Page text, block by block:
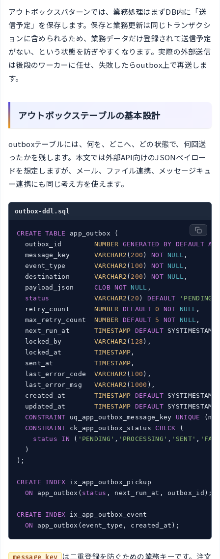
アウトボックスパターンでは、業務処理はまずDB内に「送
信予定」を保存します。保存と業務更新は同じトランザクシ
ョンに含められるため、業務データだけ登録されて送信予定
がない、という状態を防ぎやすくなります。実際の外部送信
は後段のワーカーに任せ、失敗したらoutbox上で再送しま
す。
アウトボックステーブルの基本設計
outboxテーブルには、何を、どこへ、どの状態で、何回送
ったかを残します。本文では外部API向けのJSONペイロー
ドを想定しますが、メール、ファイル連携、メッセージキュ
ー連携にも同じ考え方を使えます。
outbox-ddl.sql
CREATE TABLE
app_outbox (
  outbox_id
NUMBER GENERATED BY DEFAULT AS
  message_key
VARCHAR2 ( 200 ) NOT NULL ,
  event_type
VARCHAR2 ( 100 ) NOT NULL ,
  destination
VARCHAR2 ( 200 ) NOT NULL ,
  payload_json
CLOB NOT NULL ,
status
VARCHAR2 ( 20 ) DEFAULT
'PENDING'
  retry_count
NUMBER DEFAULT 0 NOT NULL ,
  max_retry_count
NUMBER DEFAULT 5 NOT NULL ,
  next_run_at
TIMESTAMP DEFAULT
  locked_by
VARCHAR2 ( 128 ),
  locked_at
TIMESTAMP ,
  sent_at
TIMESTAMP ,
  last_error_code
VARCHAR2 ( 100 ),
  last_error_msg
VARCHAR2 ( 1000 ),
  created_at
TIMESTAMP DEFAULT
  updated_at
TIMESTAMP DEFAULT
CONSTRAINT uq_app_outbox_message_key UNIQUE
CONSTRAINT ck_app_outbox_status CHECK (
status
IN ( 'PENDING' , 'PROCESSING' , 'SENT' ,
  )
);
CREATE INDEX ix_app_outbox_pickup
ON app_outbox( status , next_run_at, outbox_id);
CREATE INDEX ix_app_outbox_event
ON app_outbox(event_type, created_at);
は二重登録を防ぐための業務キーです。注文